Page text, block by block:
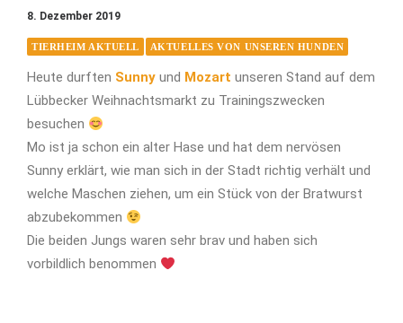
8. Dezember 2019
TIERHEIM AKTUELL AKTUELLES VON UNSEREN HUNDEN
Heute durften Sunny und Mozart unseren Stand auf dem
Lübbecker Weihnachtsmarkt zu Trainingszwecken
besuchen
Mo ist ja schon ein alter Hase und hat dem nervösen
Sunny erklärt, wie man sich in der Stadt richtig verhält und
welche Maschen ziehen, um ein Stück von der Bratwurst
abzubekommen
Die beiden Jungs waren sehr brav und haben sich
vorbildlich benommen